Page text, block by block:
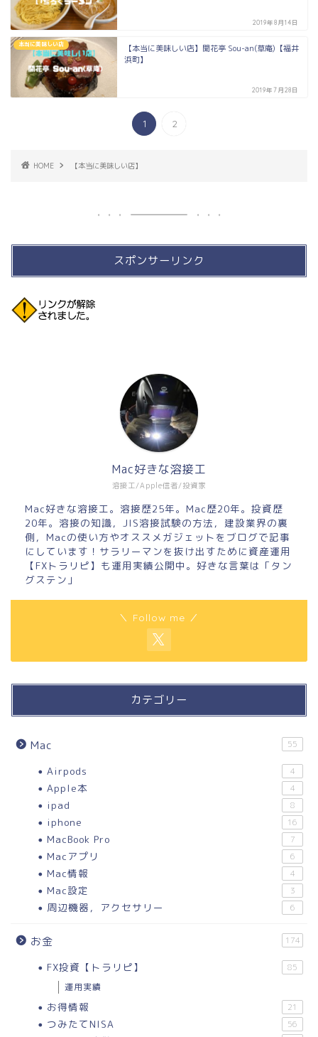
2019年8月14日
本当に美味しい店
【本当に美味しい店】開花亭 Sou-an(草庵)【福井
浜町】
2019年7月28日
1 2
HOME 【本当に美味しい店】
スポンサーリンク
溶接工/Apple信者/投資家
Mac好きな溶接工
Mac好きな溶接工。溶接歴25年。Mac歴20年。投資歴
20年。溶接の知識，JIS溶接試験の方法，建設業界の裏
側，Macの使い方やオススメガジェットをブログで記事
にしています！サラリーマンを抜け出すために資産運用
【FXトラリピ】も運用実績公開中。好きな言葉は「タン
グステン」
＼ Follow me ／
カテゴリー
Mac 55
Airpods 4
Apple本 4
ipad 8
iphone 16
MacBook Pro 7
Macアプリ 6
Mac情報 4
Mac設定 3
周辺機器，アクセサリー 6
お金 174
FX投資【トラリピ】 85
運用実績
お得情報 21
つみたてNISA 56